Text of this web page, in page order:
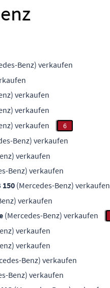
Benz) verkaufen
verkaufen
verkaufen
verkaufen 6
Benz) verkaufen
verkaufen
Benz) verkaufen
150 (Mercedes-Benz) verkaufen
verkaufen
(Mercedes-Benz) verkaufen
verkaufen
verkaufen
Benz) verkaufen
Benz) verkaufen